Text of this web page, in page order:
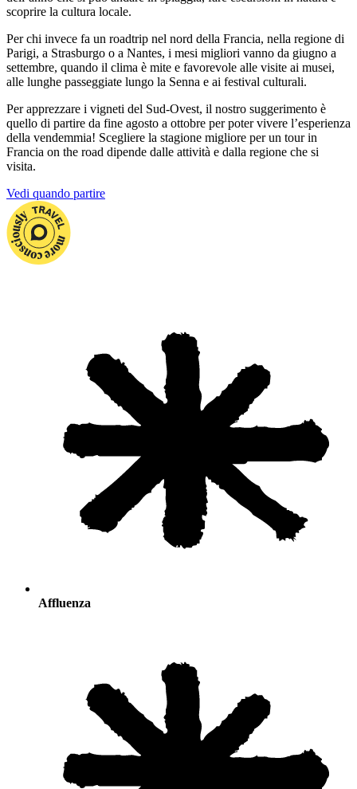
scoprire la cultura locale.
Per chi invece fa un roadtrip nel nord della Francia, nella regione di
Parigi, a Strasburgo o a Nantes, i mesi migliori vanno da giugno a
settembre, quando il clima è mite e favorevole alle visite ai musei,
alle lunghe passeggiate lungo la Senna e ai festival culturali.
Per apprezzare i vigneti del Sud-Ovest, il nostro suggerimento è
quello di partire da fine agosto a ottobre per poter vivere l’esperienza
della vendemmia! Scegliere la stagione migliore per un tour in
Francia on the road dipende dalle attività e dalla regione che si
visita.
Vedi quando partire
Affluenza